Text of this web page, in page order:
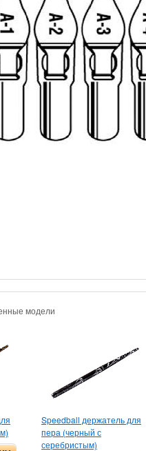
модели
Speedball держатель для
пера (черный с
серебристым)